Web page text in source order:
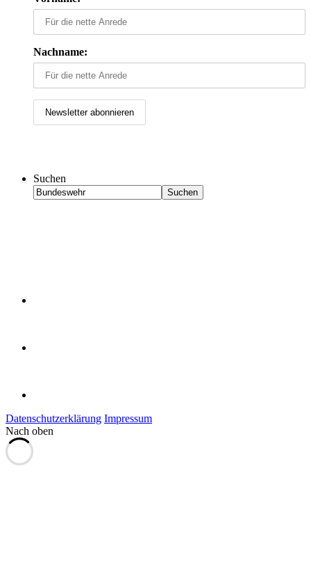
Nachname:
Suchen
Suchen
Datenschutzerklärung Impressum
Nach oben